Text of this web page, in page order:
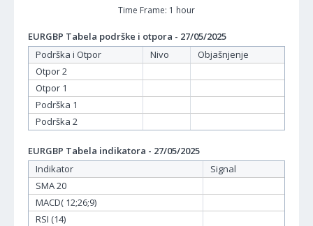
Time Frame: 1 hour
EURGBP Tabela podrške i otpora - 27/05/2025
Podrška i Otpor
Nivo
Objašnjenje
Otpor 2
Otpor 1
Podrška 1
Podrška 2
EURGBP Tabela indikatora - 27/05/2025
Indikator
Signal
SMA 20
MACD( 12;26;9)
RSI (14)